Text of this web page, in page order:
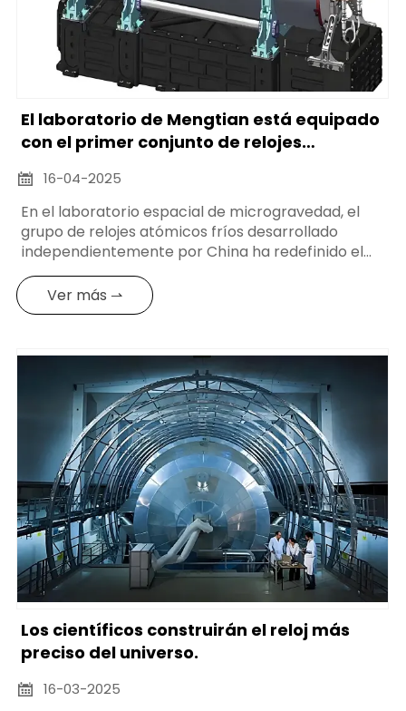
El laboratorio de Mengtian está equipado
con el primer conjunto de relojes
 16-04-2025
En el laboratorio espacial de microgravedad, el
grupo de relojes atómicos fríos desarrollado
independientemente por China ha redefinido el
punto de referencia espacio-temporal con una
precisión de menos de 1 segundo de error cada 30
millones de años. La combinación del reloj de
solo ayuda al sistema Beidou a lograr un
posicionamiento a nivel centimétrico, sino que
también permite a China liberarse
completamente de la historia de estar restringida
por otros en los componentes clave en el campo
de la navegación, forjando así el ancla del tiempo
para la exploración espacial.
Ver más ⇀
Los científicos construirán el reloj más
preciso del universo.
 16-03-2025